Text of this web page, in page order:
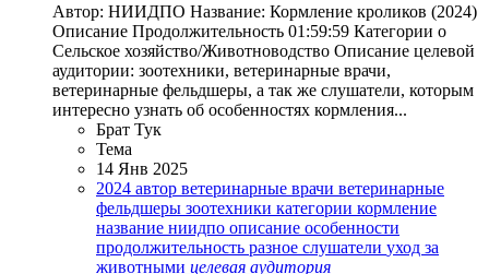
Автор: НИИДПО Название: Кормление кроликов (2024)
Описание Продолжительность 01:59:59 Категории o
Сельское хозяйство/Животноводство Описание целевой
аудитории: зоотехники, ветеринарные врачи,
ветеринарные фельдшеры, а так же слушатели, которым
интересно узнать об особенностях кормления...
Брат Тук
Тема
14 Янв 2025
2024 автор ветеринарные врачи ветеринарные
фельдшеры зоотехники категории кормление
название ниидпо описание особенности
продолжительность разное слушатели уход за
животными целевая аудитория